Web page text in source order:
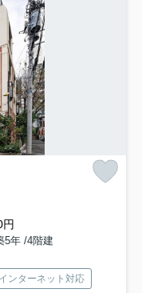
5年 /4階建
インターネット対応